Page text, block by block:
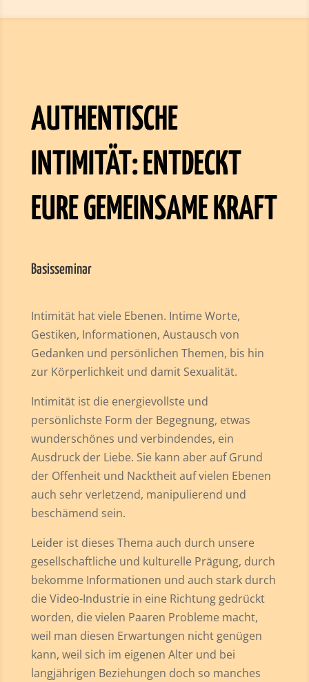
AUTHENTISCHE
INTIMITÄT: ENTDECKT
EURE GEMEINSAME KRAFT
Basisseminar
Intimität hat viele Ebenen. Intime Worte,
Gestiken, Informationen, Austausch von
Gedanken und persönlichen Themen, bis hin
zur Körperlichkeit und damit Sexualität.
Intimität ist die energievollste und
persönlichste Form der Begegnung, etwas
wunderschönes und verbindendes, ein
Ausdruck der Liebe. Sie kann aber auf Grund
der Offenheit und Nacktheit auf vielen Ebenen
auch sehr verletzend, manipulierend und
beschämend sein.
Leider ist dieses Thema auch durch unsere
gesellschaftliche und kulturelle Prägung, durch
bekomme Informationen und auch stark durch
die Video-Industrie in eine Richtung gedrückt
worden, die vielen Paaren Probleme macht,
weil man diesen Erwartungen nicht genügen
kann, weil sich im eigenen Alter und bei
langjährigen Beziehungen doch so manches